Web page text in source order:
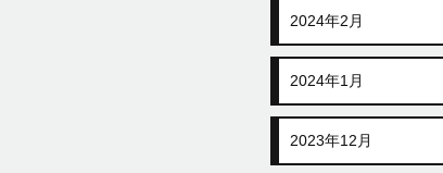
2024年2月
2024年1月
2023年12月